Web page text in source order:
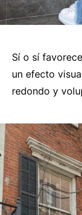
Sí o sí
un efecto
redondo y